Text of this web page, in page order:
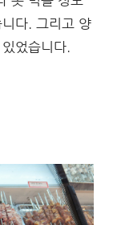
다. 그리고 양
었습니다.